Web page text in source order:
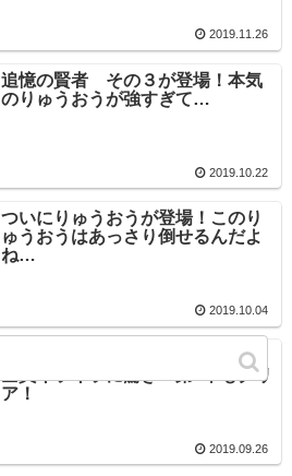
2019.11.26
追憶の賢者 その３が登場！本気
のりゅうおうが強すぎて…
2019.10.22
ついにりゅうおうが登場！このり
ゅうおうはあっさり倒せるんだよ
ね…
2019.10.04
ドラクエウォーク モンスター4匹
全員キラキラに驚き！第4章もクリ
ア！
2019.09.26